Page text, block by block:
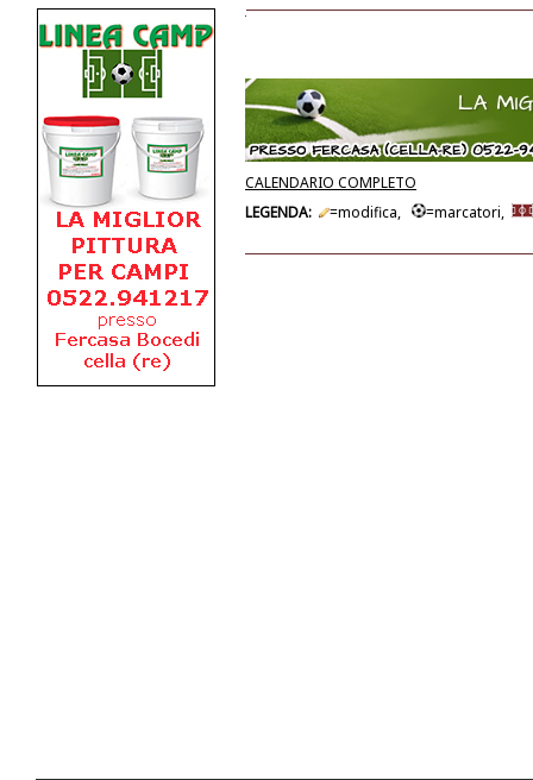
CALENDARIO COMPLETO
LEGENDA:
=modifica, =marcatori,